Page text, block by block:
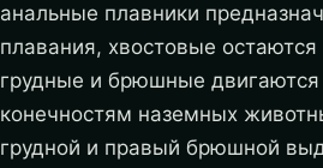
анальные плавники
плавания, хвостовые
грудные и брюшные
конечностям наземных
грудной и правый брюшной